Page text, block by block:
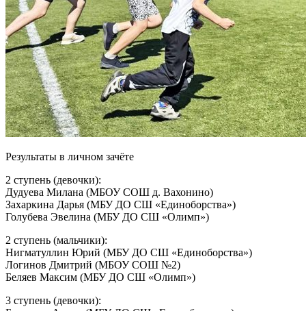
Результаты в личном зачёте
2 ступень (девочки):
Дудуева Милана (МБОУ СОШ д. Вахонино)
Захаркина Дарья (МБУ ДО СШ «Единоборства»)
Голубева Эвелина (МБУ ДО СШ «Олимп»)
2 ступень (мальчики):
Нигматуллин Юрий (МБУ ДО СШ «Единоборства»)
Логинов Дмитрий (МБОУ СОШ №2)
Беляев Максим (МБУ ДО СШ «Олимп»)
3 ступень (девочки):